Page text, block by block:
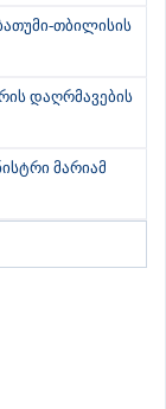
თბილისის
დაღრმავების
მარიამ